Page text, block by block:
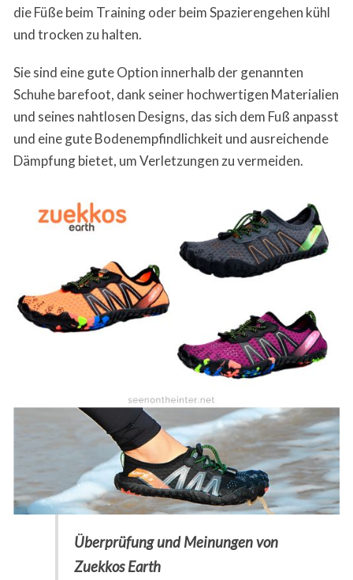
die Füße beim Training oder beim Spazierengehen kühl
und trocken zu halten.
Sie sind eine gute Option innerhalb der genannten
Schuhe barefoot, dank seiner hochwertigen Materialien
und seines nahtlosen Designs, das sich dem Fuß anpasst
und eine gute Bodenempfindlichkeit und ausreichende
Dämpfung bietet, um Verletzungen zu vermeiden.
Überprüfung und Meinungen von
Zuekkos Earth